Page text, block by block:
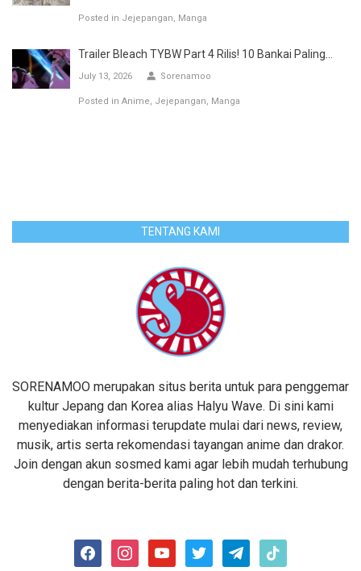
Posted in Jejepangan Manga
Trailer Bleach TYBW Part 4 Rilis! 10 Bankai Paling...
July 13, 2026 Sorenamoo
Posted in Anime Jejepangan Manga
TENTANG KAMI
SORENAMOO merupakan situs berita untuk para penggemar
kultur Jepang dan Korea alias Halyu Wave. Di sini kami
menyediakan informasi terupdate mulai dari news, review,
musik, artis serta rekomendasi tayangan anime dan drakor.
Join dengan akun sosmed kami agar lebih mudah terhubung
dengan berita-berita paling hot dan terkini.
facebookinstagramyoutubetwitter telegramtiktok